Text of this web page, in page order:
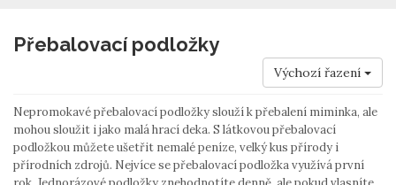
Přebalovací podložky
Výchozí řazení
Nepromokavé přebalovací podložky slouží k přebalení miminka, ale
mohou sloužit i jako malá hrací deka. S látkovou přebalovací
podložkou můžete ušetřit nemalé peníze, velký kus přírody i
přírodních zdrojů. Nejvíce se přebalovací podložka využívá první